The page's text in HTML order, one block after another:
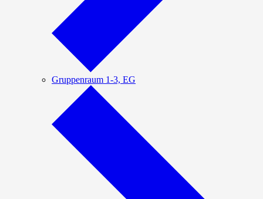
Gruppenraum 1-3, EG